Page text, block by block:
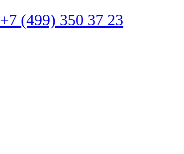
+7 (499) 350 37 23